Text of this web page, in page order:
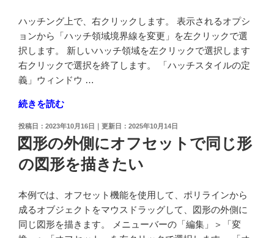
て、
オ
ブ
ジ
ェ
ト
を
回
転
さ
た
い"
の
力
し
た
い"
の
ハッチング上で、右クリックします。 表示されるオプシ
ョンから「ハッチ領域境界線を変更」を左クリックで選
択します。 新しいハッチ領域を左クリックで選択します
右クリックで選択を終了します。 「ハッチスタイルの定
義」ウィンドウ …
"ハ
チ
ン
グ
境
界
線
を
続きを読む
投
稿
日:
2023年10月16日 2025年10月14日
図形の外側にオフセットで同じ形
の図形を描きたい
本例では、オフセット機能を使用して、ポリラインから
成るオブジェクトをマウスドラッグして、図形の外側に
同じ図形を描きます。 メニューバーの「編集」＞「変